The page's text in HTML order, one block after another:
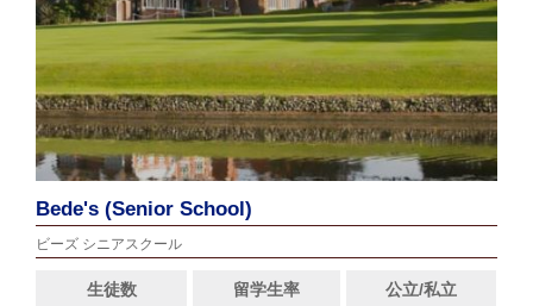
Bede's (Senior School)
ビーズ シニアスクール
生徒数 留学生率
公立/私立